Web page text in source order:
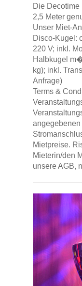
Die Decotime
2,5 Meter
Unser Miet-
Disco-Kugel:
220 V; inkl.
Halbkugel
kg); inkl.
Anfrage)
Terms &
Mietpreise.
Mieterin/den
unsere AGB,